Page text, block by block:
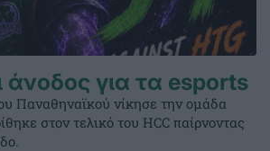
άνοδος για τα esports
Παναθηναϊκού νίκησε την ομάδα
στον τελικό του HCC παίρνοντας